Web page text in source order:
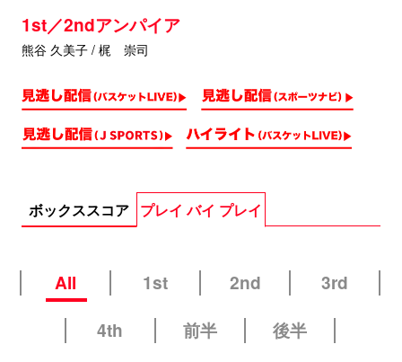
1st／2ndアンパイア
熊谷 久美子 / 梶 崇司
ボックススコア プレイ バイ プレイ
All 1st 2nd
3rd
4th
前半 後半